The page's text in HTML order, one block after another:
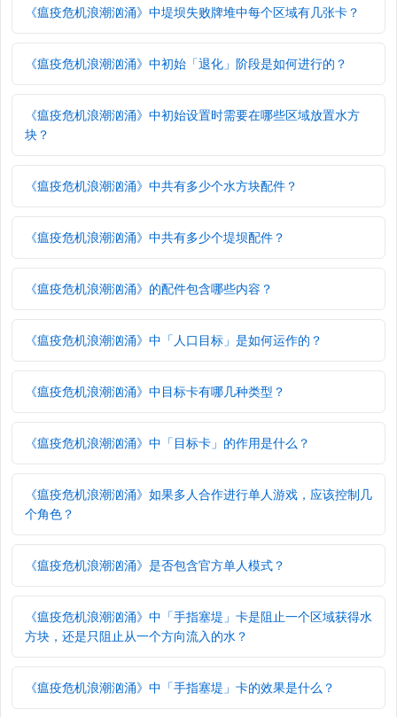
《瘟疫危机浪潮汹涌》中堤坝失败牌堆中每个区域有几张卡？
《瘟疫危机浪潮汹涌》中初始「退化」阶段是如何进行的？
《瘟疫危机浪潮汹涌》中初始设置时需要在哪些区域放置水方
块？
《瘟疫危机浪潮汹涌》中共有多少个水方块配件？
《瘟疫危机浪潮汹涌》中共有多少个堤坝配件？
《瘟疫危机浪潮汹涌》的配件包含哪些内容？
《瘟疫危机浪潮汹涌》中「人口目标」是如何运作的？
《瘟疫危机浪潮汹涌》中目标卡有哪几种类型？
《瘟疫危机浪潮汹涌》中「目标卡」的作用是什么？
《瘟疫危机浪潮汹涌》如果多人合作进行单人游戏，应该控制几
个角色？
《瘟疫危机浪潮汹涌》是否包含官方单人模式？
《瘟疫危机浪潮汹涌》中「手指塞堤」卡是阻止一个区域获得水
方块，还是只阻止从一个方向流入的水？
《瘟疫危机浪潮汹涌》中「手指塞堤」卡的效果是什么？